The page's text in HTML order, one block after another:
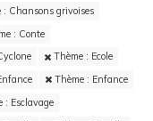
Chansons grivoises
: Conte
Thème : Ecole
Thème : Enfance
: Esclavage